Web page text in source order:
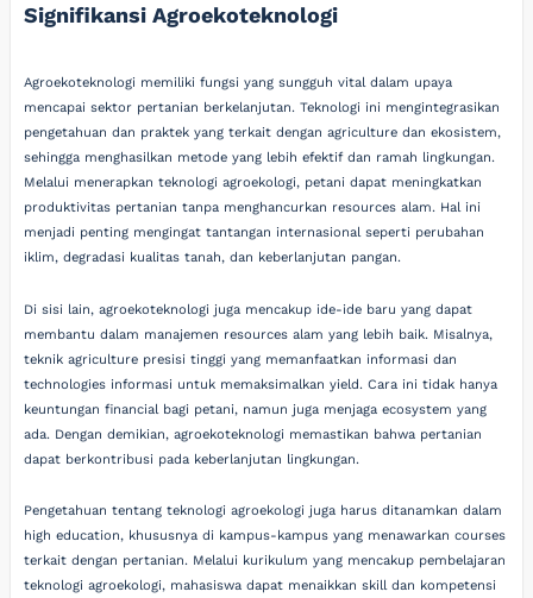
Signifikansi Agroekoteknologi
Agroekoteknologi memiliki fungsi yang sungguh vital dalam upaya
mencapai sektor pertanian berkelanjutan. Teknologi ini mengintegrasikan
pengetahuan dan praktek yang terkait dengan agriculture dan ekosistem,
sehingga menghasilkan metode yang lebih efektif dan ramah lingkungan.
Melalui menerapkan teknologi agroekologi, petani dapat meningkatkan
produktivitas pertanian tanpa menghancurkan resources alam. Hal ini
menjadi penting mengingat tantangan internasional seperti perubahan
iklim, degradasi kualitas tanah, dan keberlanjutan pangan.
Di sisi lain, agroekoteknologi juga mencakup ide-ide baru yang dapat
membantu dalam manajemen resources alam yang lebih baik. Misalnya,
teknik agriculture presisi tinggi yang memanfaatkan informasi dan
technologies informasi untuk memaksimalkan yield. Cara ini tidak hanya
keuntungan financial bagi petani, namun juga menjaga ecosystem yang
ada. Dengan demikian, agroekoteknologi memastikan bahwa pertanian
dapat berkontribusi pada keberlanjutan lingkungan.
Pengetahuan tentang teknologi agroekologi juga harus ditanamkan dalam
high education, khususnya di kampus-kampus yang menawarkan courses
terkait dengan pertanian. Melalui kurikulum yang mencakup pembelajaran
teknologi agroekologi, mahasiswa dapat menaikkan skill dan kompetensi